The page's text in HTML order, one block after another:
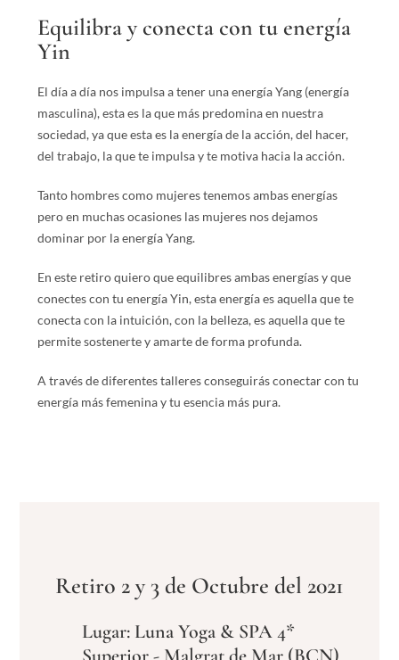
Equilibra y conecta con tu energía
Yin
El día a día nos impulsa a tener una energía Yang (energía
masculina), esta es la que más predomina en nuestra
sociedad, ya que esta es la energía de la acción, del hacer,
del trabajo, la que te impulsa y te motiva hacia la acción.
Tanto hombres como mujeres tenemos ambas energías
pero en muchas ocasiones las mujeres nos dejamos
dominar por la energía Yang.
En este retiro quiero que equilibres ambas energías y que
conectes con tu energía Yin, esta energía es aquella que te
conecta con la intuición, con la belleza, es aquella que te
permite sostenerte y amarte de forma profunda.
A través de diferentes talleres conseguirás conectar con tu
energía más femenina y tu esencia más pura.
Retiro 2 y 3 de Octubre del 2021
Lugar: Luna Yoga & SPA 4*